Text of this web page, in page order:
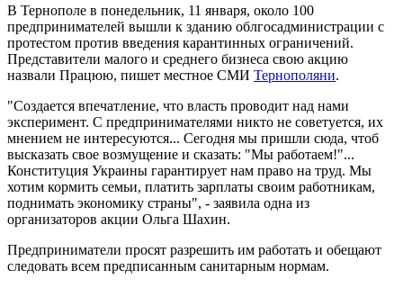
В Тернополе в понедельник, 11 января, около 100
предпринимателей вышли к зданию облгосадминистрации с
протестом против введения карантинных ограничений.
Представители малого и среднего бизнеса свою акцию
назвали Працюю, пишет местное СМИ Тернополяни.
"Создается впечатление, что власть проводит над нами
эксперимент. С предпринимателями никто не советуется, их
мнением не интересуются... Сегодня мы пришли сюда, чтоб
высказать свое возмущение и сказать: "Мы работаем!"...
Конституция Украины гарантирует нам право на труд. Мы
хотим кормить семьи, платить зарплаты своим работникам,
поднимать экономику страны", - заявила одна из
организаторов акции Ольга Шахин.
Предприниматели просят разрешить им работать и обещают
следовать всем предписанным санитарным нормам.